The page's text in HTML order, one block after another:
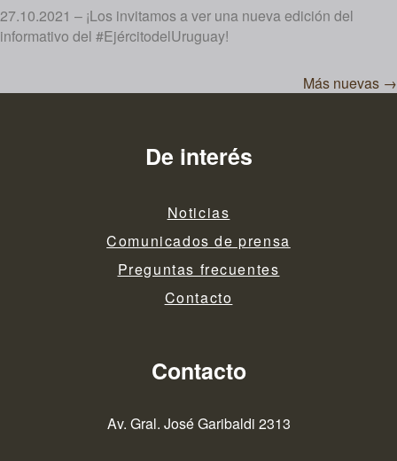
27.10.2021 – ¡Los invitamos a ver una nueva edición del
informativo del #EjércitodelUruguay!
de
Más nuevas →
De interés
Noticias
Comunicados de prensa
Preguntas frecuentes
Contacto
Contacto
Av. Gral. José Garibaldi 2313